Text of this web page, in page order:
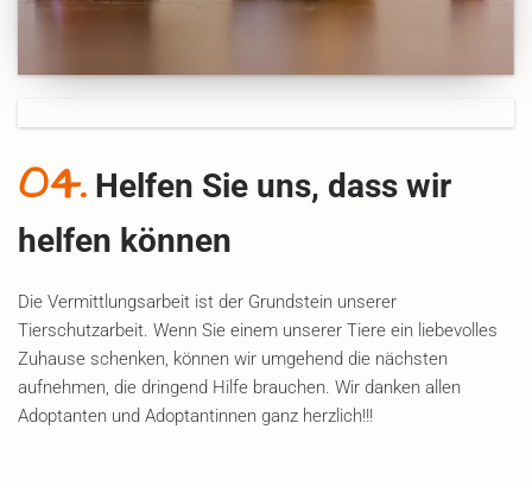
04. Helfen Sie uns, dass wir
helfen können
Die Vermittlungsarbeit ist der Grundstein unserer
Tierschutzarbeit. Wenn Sie einem unserer Tiere ein liebevolles
Zuhause schenken, können wir umgehend die nächsten
aufnehmen, die dringend Hilfe brauchen. Wir danken allen
Adoptanten und Adoptantinnen ganz herzlich!!!